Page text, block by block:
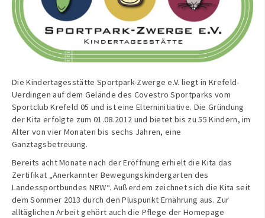
Die Kindertagesstätte Sportpark-Zwerge e.V. liegt in Krefeld-
Uerdingen auf dem Gelände des Covestro Sportparks vom
Sportclub Krefeld 05 und ist eine Elterninitiative. Die Gründung
der Kita erfolgte zum 01.08.2012 und bietet bis zu 55 Kindern, im
Alter von vier Monaten bis sechs Jahren, eine
Ganztagsbetreuung.
Bereits acht Monate nach der Eröffnung erhielt die Kita das
Zertifikat „Anerkannter Bewegungskindergarten des
Landessportbundes NRW“. Außerdem zeichnet sich die Kita seit
dem Sommer 2013 durch den Pluspunkt Ernährung aus. Zur
alltäglichen Arbeit gehört auch die Pflege der Homepage